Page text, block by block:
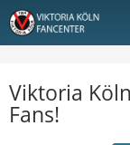
Viktoria
Fans!